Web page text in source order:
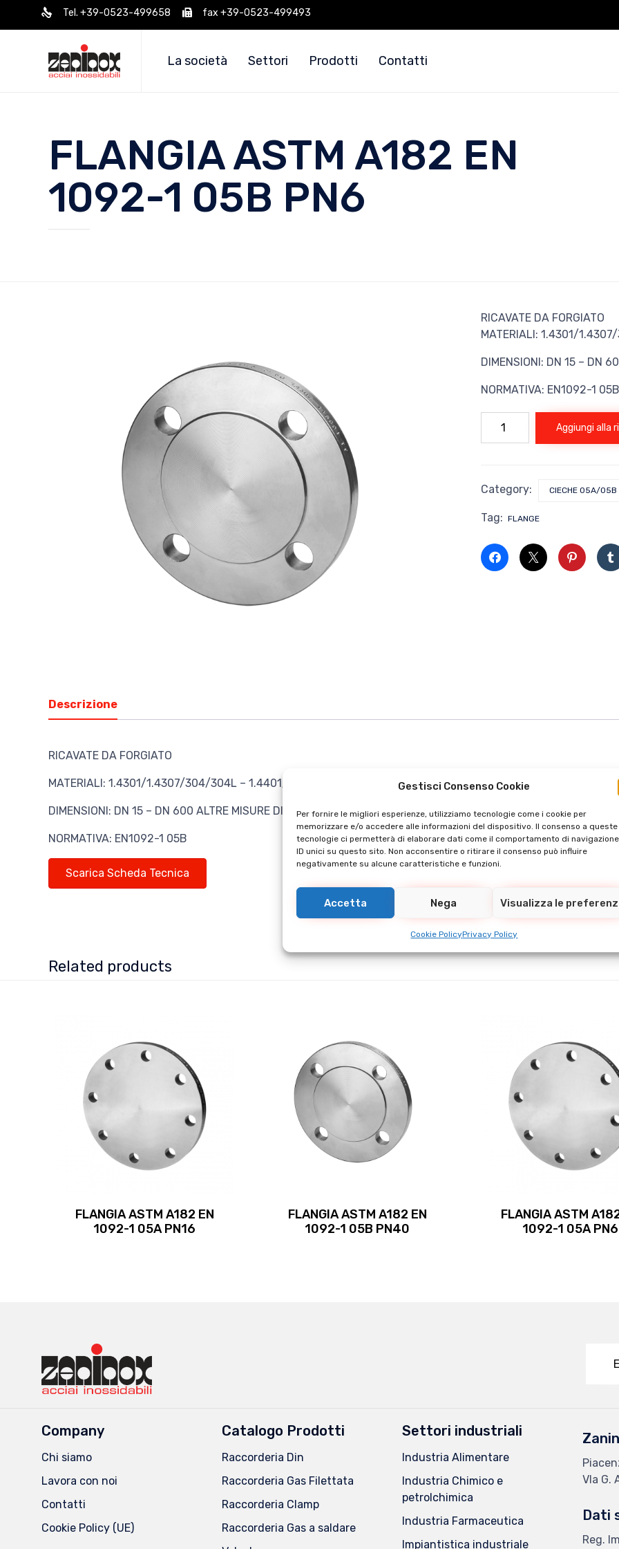
Gestisci Consenso Cookie
Per fornire le migliori esperienze, utilizziamo tecnologie come i cookie per
memorizzare e/o accedere alle informazioni del dispositivo. Il consenso a queste
tecnologie ci permetterà di elaborare dati come il comportamento di
ID unici su questo sito. Non acconsentire o ritirare il consenso può influire
negativamente su alcune caratteristiche e funzioni.
Accetta Nega Visualizza le
Cookie PolicyPrivacy Policy
Tel. +39-0523-499658 fax +39-0523-499493
La società Settori Prodotti Contatti
FLANGIA ASTM A182 EN
1092-1 05B PN6
RICAVATE DA FORGIATO
MATERIALI: 1.4301/
DIMENSIONI: DN 15 – DN
NORMATIVA: EN1092-1
A182
05B
quantità
Aggiungi alla
Category: CIECHE 05A/05B
Tag: FLANGE
Descrizione
RICAVATE DA FORGIATO
MATERIALI: 1.4301/1.4307/304/304L – 1.4401/1.4404/316/316L
DIMENSIONI: DN 15 – DN 600 ALTRE MISURE DISPONIBILI SU RICHIESTA
NORMATIVA: EN1092-1 05B
Scarica Scheda Tecnica
Related products
FLANGIA ASTM A182 EN
1092-1 05A PN16
FLANGIA ASTM A182 EN
1092-1 05B PN40
FLANGIA ASTM
1092-1 05A PN6
Company
Chi siamo
Lavora con noi
Contatti
Cookie Policy (UE)
Catalogo Prodotti
Raccorderia Din
Raccorderia Gas Filettata
Raccorderia Clamp
Raccorderia Gas a saldare
Settori industriali
Industria Alimentare
Industria Chimico e
petrolchimica
Industria Farmaceutica
Impiantistica industriale
VIa G.
Dati
Reg.